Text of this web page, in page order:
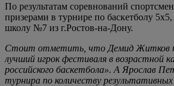
По результатам соревнований
призерами в турнире по баскетболу
школу №7 из г.Ростов-на-Дону.
Стоит отметить, что Демид Житков
лучший игрок фестиваля в возрастной
российского баскетбола». А Ярослав
турнира по количеству результативных